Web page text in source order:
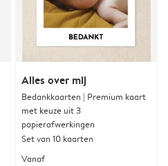
Alles over mij
Bedankkaarten | Premium kaart
met keuze uit 3
papierafwerkingen
Set van 10 kaarten
Vanaf